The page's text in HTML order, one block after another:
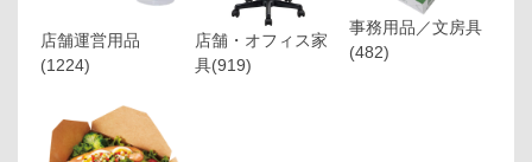
店舗運営用品
(1224)
店舗・オフィス家
具(919)
事務用品／文房具
(482)